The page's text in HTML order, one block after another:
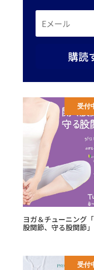
購読
受付
ヨガ＆チューニング
股関節、守る股関節」
受付